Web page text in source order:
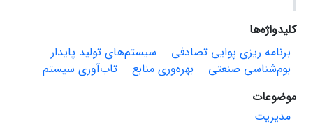
کلیدواژه‌ها
برنامه ریزی پوایی تصادفی
سیستم‌های تولید پایدار
بوم‌شناسی صنعتی
بهره‌وری منابع
تاب‌آوری سیستم
موضوعات
مدیریت